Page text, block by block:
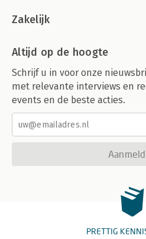
Zakelijk
Altijd op de hoogte
Schrijf u in voor onze
met relevante interviews en
events en de beste acties.
PRETTIG